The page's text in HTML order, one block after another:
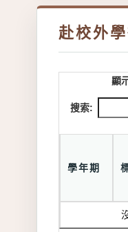
赴校外
顯
搜索:
學年期